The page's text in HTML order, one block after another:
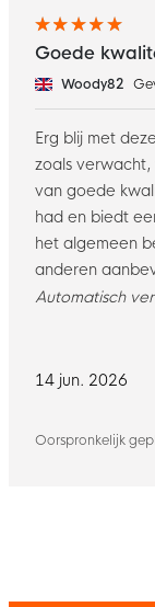
14 jun. 2026
Oorspronkelijk
Goede
Woody82
Erg blij met
zoals
van goede
had en biedt
het algemeen
anderen
Automatisch